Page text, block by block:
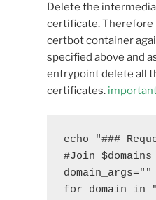
Delete the
certificate. Therefore
certbot container
specified above and
entrypoint delete all
certificates.
echo "###
#Join
domain_args=""
for domain in